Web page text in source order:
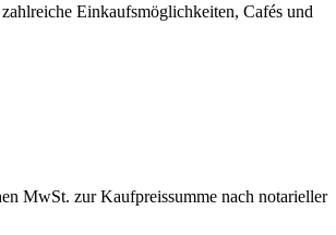
Einkaufsmöglichkeiten, Cafés und
MwSt. zur Kaufpreissumme nach notarieller